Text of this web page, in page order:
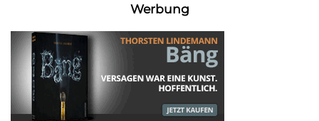
Werbung